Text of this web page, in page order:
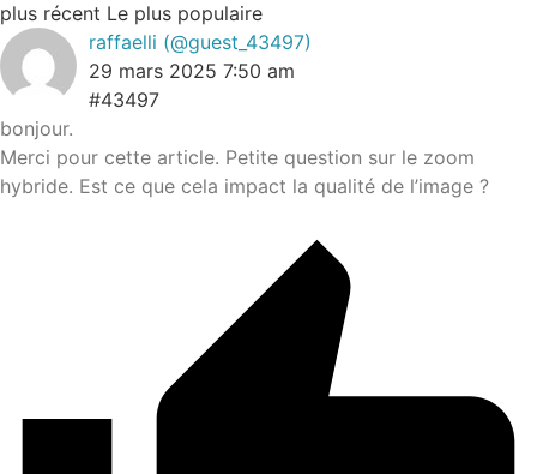
plus récent Le plus populaire
raffaelli (@guest_43497)
29 mars 2025 7:50 am
#43497
bonjour.
Merci pour cette article. Petite question sur le zoom
hybride. Est ce que cela impact la qualité de l’image ?